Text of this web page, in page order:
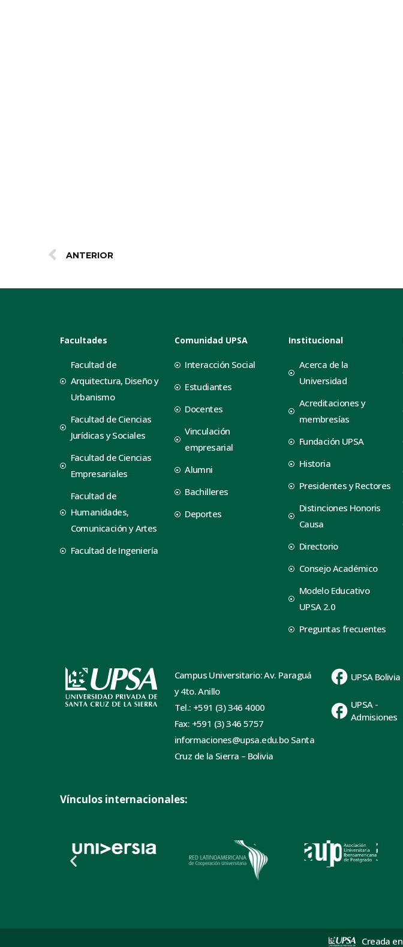
ANTERIOR
Facultades
Facultad de
Arquitectura, Diseño y
Urbanismo
Facultad de Ciencias
Jurídicas y Sociales
Facultad de Ciencias
Empresariales
Facultad de
Humanidades,
Comunicación y Artes
Facultad de Ingeniería
Comunidad UPSA
Interacción Social
Estudiantes
Docentes
Vinculación
empresarial
Alumni
Bachilleres
Deportes
Institucional
Acerca de la
Universidad
Acreditaciones y
membresías
Fundación UPSA
Historia
Presidentes y Rectores
Distinciones Honoris
Causa
Directorio
Consejo Académico
Modelo Educativo
UPSA 2.0
Preguntas frecuentes
Campus Universitario: Av. Paraguá
y 4to. Anillo
Tel.: +591 (3) 346 4000
Fax: +591 (3) 346 5757
informaciones@upsa.edu.bo Santa
Cruz de la Sierra – Bolivia
UPSA Bolivia
UPSA -
Admisiones
Vínculos internacionales:
Creada en